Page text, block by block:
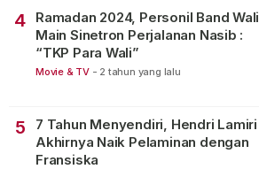
4
Ramadan 2024, Personil Band Wali
Main Sinetron Perjalanan Nasib :
“TKP Para Wali”
Movie & TV - 2 tahun yang lalu
5
7 Tahun Menyendiri, Hendri Lamiri
Akhirnya Naik Pelaminan dengan
Fransiska